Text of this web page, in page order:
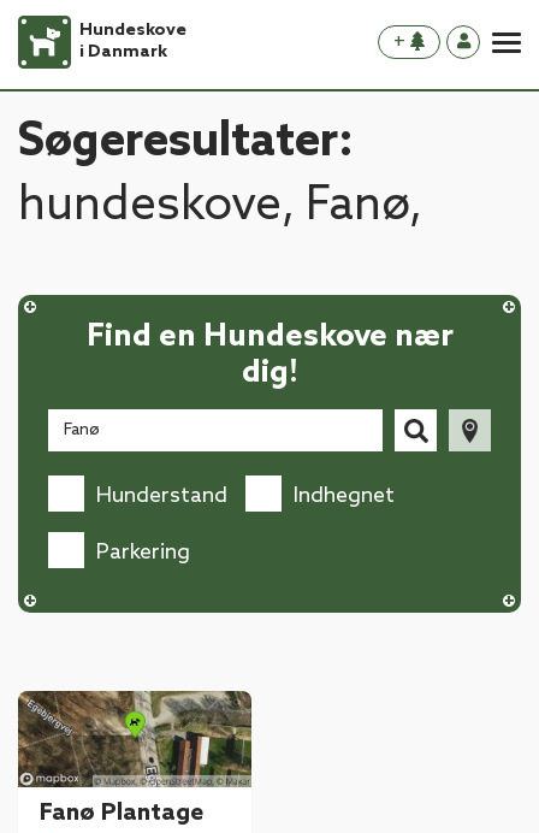
Hundeskove
i Danmark
+
Søgeresultater:
hundeskove, Fanø,
Find en Hundeskove nær
dig!
Hunderstand Indhegnet
Parkering
Fanø Plantage